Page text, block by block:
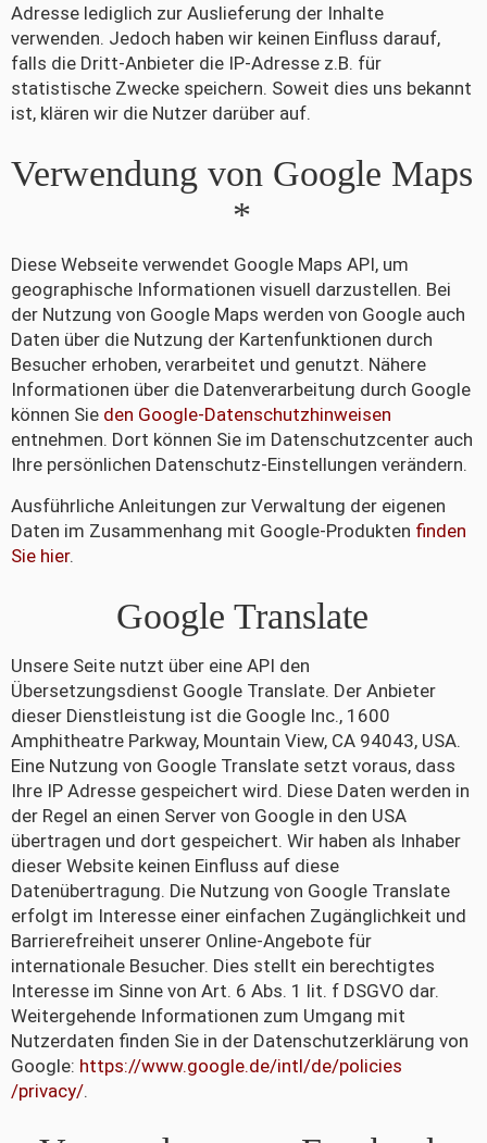
Adresse lediglich zur Auslieferung der Inhalte
verwenden. Jedoch haben wir keinen Einfluss darauf,
falls die Dritt-Anbieter die IP-Adresse z.B. für
statistische Zwecke speichern. Soweit dies uns bekannt
ist, klären wir die Nutzer darüber auf.
Verwendung von Google Maps
*
Diese Webseite verwendet Google Maps API, um
geographische Informationen visuell darzustellen. Bei
der Nutzung von Google Maps werden von Google auch
Daten über die Nutzung der Kartenfunktionen durch
Besucher erhoben, verarbeitet und genutzt. Nähere
Informationen über die Datenverarbeitung durch Google
können Sie den Google-Datenschutzhinweisen
entnehmen. Dort können Sie im Datenschutzcenter auch
Ihre persönlichen Datenschutz-Einstellungen verändern.
Ausführliche Anleitungen zur Verwaltung der eigenen
Daten im Zusammenhang mit Google-Produkten finden
Sie hier.
Google Translate
Unsere Seite nutzt über eine API den
Übersetzungsdienst Google Translate. Der Anbieter
dieser Dienstleistung ist die Google Inc., 1600
Amphitheatre Parkway, Mountain View, CA 94043, USA.
Eine Nutzung von Google Translate setzt voraus, dass
Ihre IP Adresse gespeichert wird. Diese Daten werden in
der Regel an einen Server von Google in den USA
übertragen und dort gespeichert. Wir haben als Inhaber
dieser Website keinen Einfluss auf diese
Datenübertragung. Die Nutzung von Google Translate
erfolgt im Interesse einer einfachen Zugänglichkeit und
Barrierefreiheit unserer Online-Angebote für
internationale Besucher. Dies stellt ein berechtigtes
Interesse im Sinne von Art. 6 Abs. 1 lit. f DSGVO dar.
Weitergehende Informationen zum Umgang mit
Nutzerdaten finden Sie in der Datenschutzerklärung von
Google: https://www.google.de/intl/de/policies
/privacy/.